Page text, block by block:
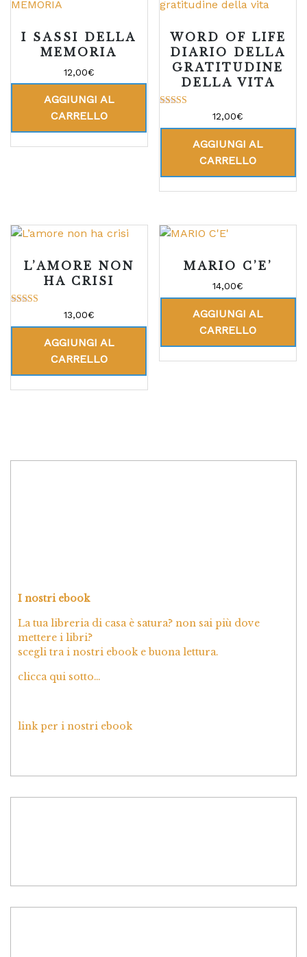
I SASSI DELLA
MEMORIA
12,00€
AGGIUNGI AL
CARRELLO
WORD OF LIFE
DIARIO DELLA
GRATITUDINE
DELLA VITA
su 5
12,00€
AGGIUNGI AL
CARRELLO
L’AMORE NON
HA CRISI
su 5
13,00€
AGGIUNGI AL
CARRELLO
MARIO C’E’
14,00€
AGGIUNGI AL
CARRELLO
I nostri ebook
La tua libreria di casa è satura? non sai più dove
mettere i libri?
scegli tra i nostri ebook e buona lettura.
clicca qui sotto…
link per i nostri ebook